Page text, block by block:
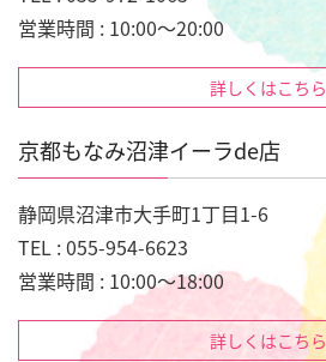
営業時間 : 10:00～20:00
詳しくはこちら
京都もなみ沼津イーラde店
静岡県沼津市大手町1丁目1-6
TEL : 055-954-6623
営業時間 : 10:00～18:00
詳しくはこちら